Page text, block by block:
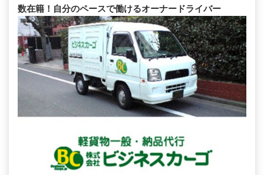
数在籍！自分のペースで働けるオーナードライバー